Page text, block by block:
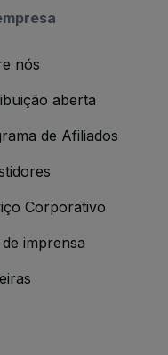
nós
aberta
de Afiliados
Corporativo
imprensa